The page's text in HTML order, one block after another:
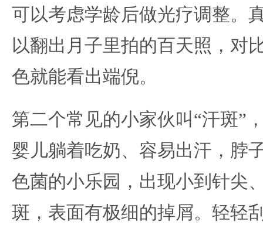
可以考虑学龄后做光疗调整。
以翻出月子里拍的百天照，对
色就能看出端倪。
第二个常见的小家伙叫“汗斑”
婴儿躺着吃奶、容易出汗，脖
色菌的小乐园，出现小到针尖
斑，表面有极细的掉屑。轻轻